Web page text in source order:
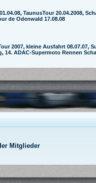
, TaunusTour 20.04.2008,
de Odenwald 17.08.08
2007, kleine Ausfahrt 08.07.07,
, 14. ADAC-Supermoto Rennen
Mitglieder